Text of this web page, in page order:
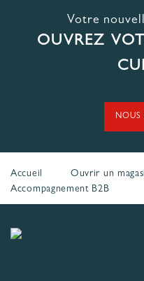
Votre
OUVREZ
NOUS
Accueil
Ouvrir un
Accompagnement B2B